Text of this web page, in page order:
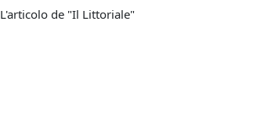
L'articolo de "Il Littoriale"